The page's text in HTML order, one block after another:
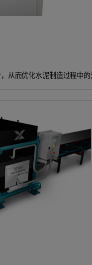
从而优化水泥制造过程中的